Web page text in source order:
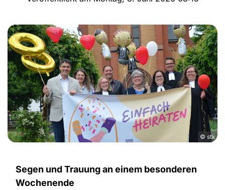
© stk
Segen und Trauung an einem besonderen
Wochenende